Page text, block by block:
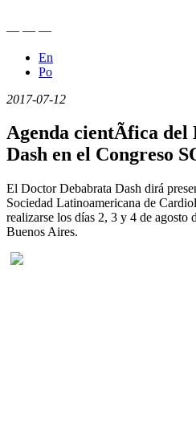
— — —
En
Po
2017-07-12
Agenda cientÃ­fica del
Dash en el Congreso
El Doctor Debabrata Dash dirá
Sociedad Latinoamericana de
realizarse los días 2, 3 y 4 de
Buenos Aires.